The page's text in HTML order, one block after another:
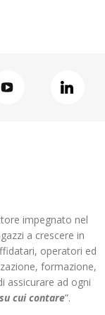
impegnato nel
a crescere in
operatori ed
formazione,
assicurare ad ogni
su cui contare”.